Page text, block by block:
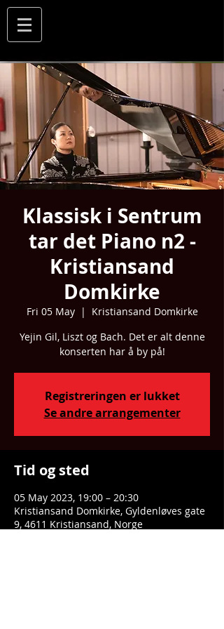
Klassisk i Sentrum
tar det Piano n2 -
Kristiansand
Domkirke
Fri 05 May
  |
Kristiansand Domkirke
Yejin Gil, Liszt og Bach. Det er alt denne
konserten har å by på!
Registreringen er lukket
Se andre arrangementer
Tid og sted
05 May 2023, 19:00 – 20:30
Kristiansand Domkirke, Gyldenløves gate
9, 4611 Kristiansand, Norge